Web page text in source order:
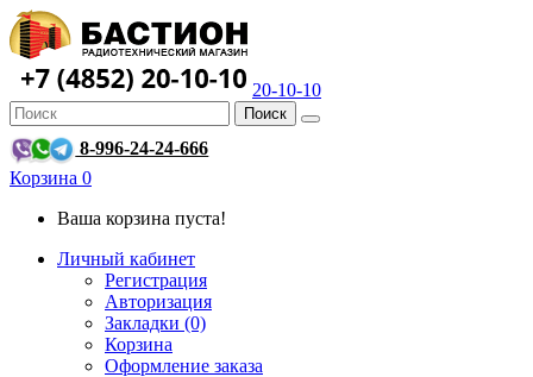
20-10-10
Поиск
8-996-24-24-666
Корзина 0
Ваша корзина пуста!
Личный кабинет
Регистрация
Авторизация
Закладки (0)
Корзина
Оформление заказа